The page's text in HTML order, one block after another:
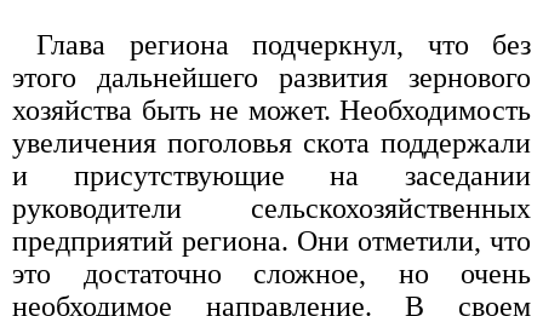
Глава региона подчеркнул, что без
этого дальнейшего развития зернового
хозяйства быть не может. Необходимость
увеличения поголовья скота поддержали
и присутствующие на заседании
руководители сельскохозяйственных
предприятий региона. Они отметили, что
это достаточно сложное, но очень
необходимое направление. В своем